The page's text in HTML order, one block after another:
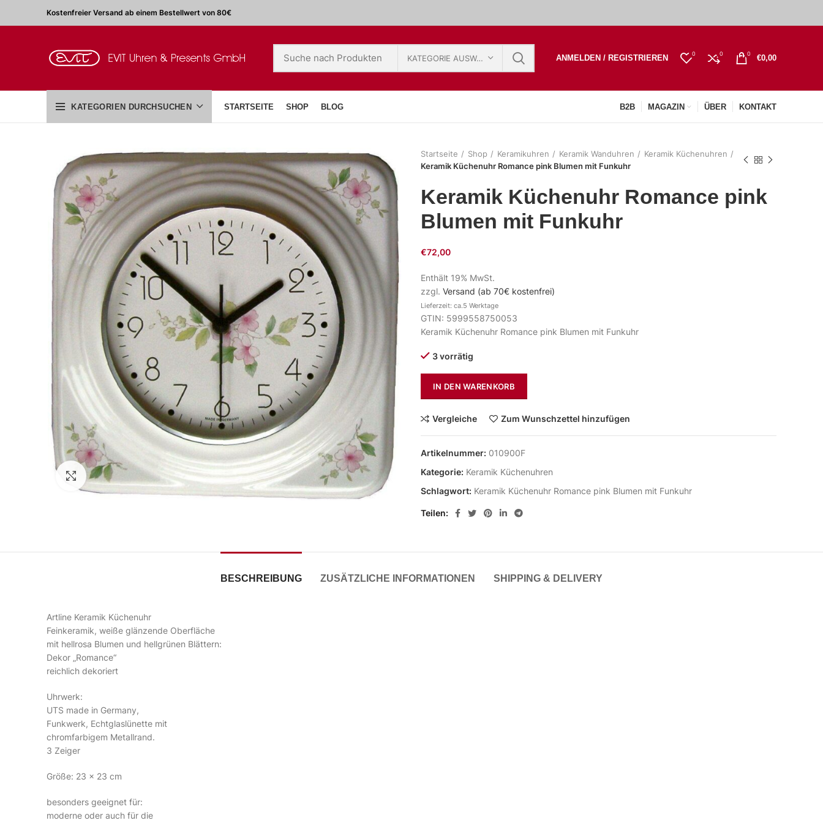
Kostenfreier Versand ab einem Bestellwert von 80€
KATEGORIE AUSWÄHLEN ANMELDEN / REGISTRIEREN 0 0 0 €0,00
KATEGORIEN DURCHSUCHEN STARTSEITE SHOP BLOG B2B MAGAZIN ÜBER KONTAKT
Zum Vergrößern klicken
Startseite Shop Keramikuhren Keramik Wanduhren
Keramik Küchenuhren
Keramik Küchenuhr Romance pink Blumen mit Funkuhr
Keramik Küchenuhr Romance pink
Blumen mit Funkuhr
€72,00
Enthält 19% MwSt.
zzgl. Versand (ab 70€ kostenfrei)
Lieferzeit: ca.5 Werktage
GTIN: 5999558750053
Keramik Küchenuhr Romance pink Blumen mit Funkuhr
3 vorrätig
IN DEN WARENKORB
Vergleiche Zum Wunschzettel hinzufügen
Artikelnummer: 010900F
Kategorie: Keramik Küchenuhren
Schlagwort: Keramik Küchenuhr Romance pink Blumen mit Funkuhr
Teilen
BESCHREIBUNG ZUSÄTZLICHE INFORMATIONEN SHIPPING & DELIVERY
Artline Keramik Küchenuhr
Feinkeramik, weiße glänzende Oberfläche
mit hellrosa Blumen und hellgrünen Blättern:
Dekor „Romance“
reichlich dekoriert
Uhrwerk:
UTS made in Germany,
Funkwerk, Echtglaslünette mit
chromfarbigem Metallrand.
3 Zeiger
Größe: 23 x 23 cm
besonders geeignet für:
moderne oder auch für die